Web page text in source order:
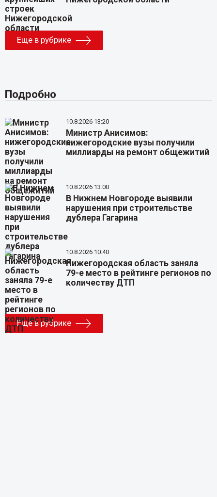
Еще в рубрике
Подробно
10.8.2026 13:20
Министр Анисимов:
нижегородские вузы получили
миллиарды на ремонт общежитий
10.8.2026 13:00
В Нижнем Новгороде выявили
нарушения при строительстве
дублера Гагарина
10.8.2026 10:40
Нижегородская область заняла
79-е место в рейтинге регионов по
количеству ДТП
Еще в рубрике